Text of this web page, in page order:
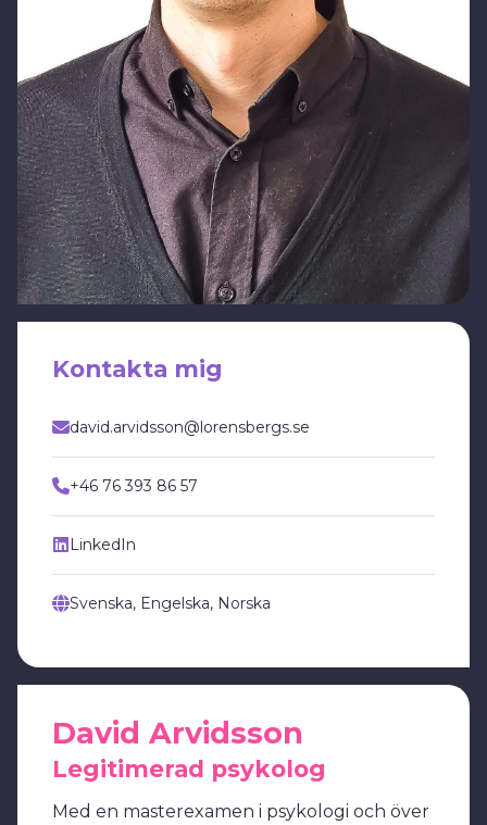
Kontakta mig
david.arvidsson@lorensbergs.se
+46 76 393 86 57
LinkedIn
Svenska, Engelska, Norska
David Arvidsson
Legitimerad psykolog
Med en masterexamen i psykologi och över